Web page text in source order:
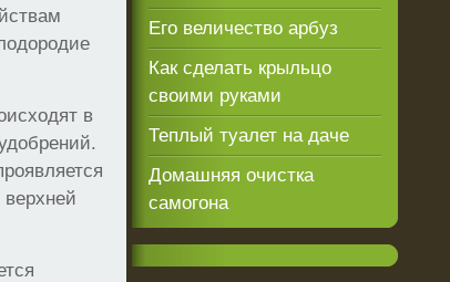
в
Его величество арбуз
Как сделать крыльцо
своими руками
Теплый туалет на даче
Домашняя очистка
самогона